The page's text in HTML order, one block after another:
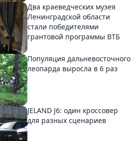
Два краеведческих музея
Ленинградской области
стали победителями
грантовой программы ВТБ
Популяция дальневосточного
леопарда выросла в 6 раз
JELAND J6: один кроссовер
для разных сценариев